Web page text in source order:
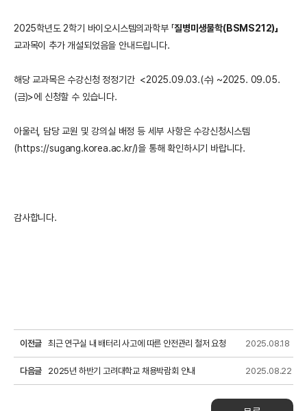
2025학년도 2학기 바이오시스템의과학부 「질병미생물학(BSMS212)」
교과목이 추가 개설되었음을 안내드립니다.
해당 교과목은 수강신청 정정기간 <2025.09.03.(수) ~2025. 09.05.
(금)>에 신청할 수 있습니다.
아울러, 담당 교원 및 강의실 배정 등 세부 사항은 수강신청시스템
(https://sugang.korea.ac.kr/)을 통해 확인하시기 바랍니다.
감사합니다.
이전글 최근 연구실 내 배터리 사고에 따른 안전관리 철저 요청 2025.08.18
다음글 2025년 하반기 고려대학교 채용박람회 안내 2025.08.22